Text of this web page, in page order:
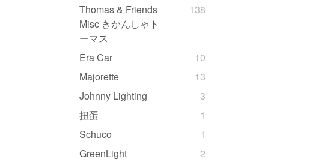
Thomas & Friends
Misc きかんしゃト
ーマス
138
Era Car
10
Majorette
13
Johnny Lighting
3
扭蛋
1
Schuco
1
GreenLight
2